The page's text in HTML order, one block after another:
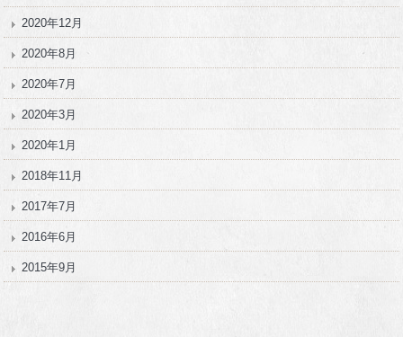
2020年12月
2020年8月
2020年7月
2020年3月
2020年1月
2018年11月
2017年7月
2016年6月
2015年9月